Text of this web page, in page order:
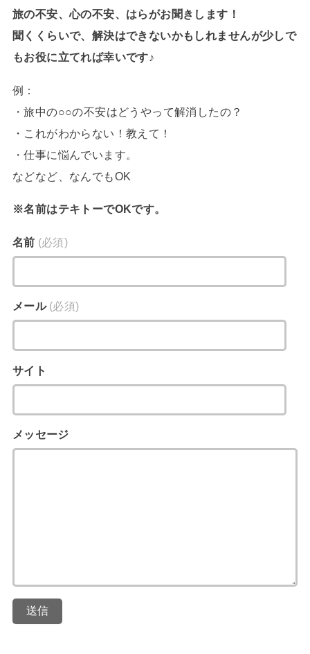
旅の不安、心の不安、はらがお聞きします！
聞くくらいで、解決はできないかもしれませんが少しで
もお役に立てれば幸いです♪
例：
・旅中の○○の不安はどうやって解消したの？
・これがわからない！教えて！
・仕事に悩んでいます。
などなど、なんでもOK
※名前はテキトーでOKです。
名前 (必須)
メール (必須)
サイト
メッセージ
送信